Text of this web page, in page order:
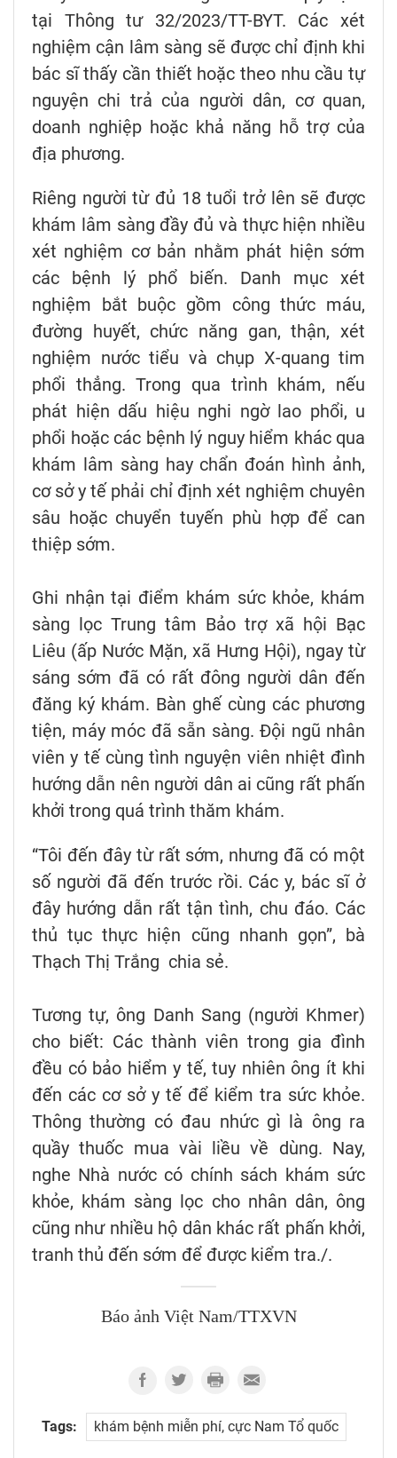
tại Thông tư 32/2023/TT-BYT. Các xét
nghiệm cận lâm sàng sẽ được chỉ định khi
bác sĩ thấy cần thiết hoặc theo nhu cầu tự
nguyện chi trả của người dân, cơ quan,
doanh nghiệp hoặc khả năng hỗ trợ của
địa phương.
Riêng người từ đủ 18 tuổi trở lên sẽ được
khám lâm sàng đầy đủ và thực hiện nhiều
xét nghiệm cơ bản nhằm phát hiện sớm
các bệnh lý phổ biến. Danh mục xét
nghiệm bắt buộc gồm công thức máu,
đường huyết, chức năng gan, thận, xét
nghiệm nước tiểu và chụp X-quang tim
phổi thẳng. Trong qua trình khám, nếu
phát hiện dấu hiệu nghi ngờ lao phổi, u
phổi hoặc các bệnh lý nguy hiểm khác qua
khám lâm sàng hay chẩn đoán hình ảnh,
cơ sở y tế phải chỉ định xét nghiệm chuyên
sâu hoặc chuyển tuyến phù hợp để can
thiệp sớm.
Ghi nhận tại điểm khám sức khỏe, khám
sàng lọc Trung tâm Bảo trợ xã hội Bạc
Liêu (ấp Nước Mặn, xã Hưng Hội), ngay từ
sáng sớm đã có rất đông người dân đến
đăng ký khám. Bàn ghế cùng các phương
tiện, máy móc đã sẵn sàng. Đội ngũ nhân
viên y tế cùng tình nguyện viên nhiệt đình
hướng dẫn nên người dân ai cũng rất phấn
khởi trong quá trình thăm khám.
“Tôi đến đây từ rất sớm, nhưng đã có một
số người đã đến trước rồi. Các y, bác sĩ ở
đây hướng dẫn rất tận tình, chu đáo. Các
thủ tục thực hiện cũng nhanh gọn”, bà
Thạch Thị Trắng chia sẻ.
Tương tự, ông Danh Sang (người Khmer)
cho biết: Các thành viên trong gia đình
đều có bảo hiểm y tế, tuy nhiên ông ít khi
đến các cơ sở y tế để kiểm tra sức khỏe.
Thông thường có đau nhức gì là ông ra
quầy thuốc mua vài liều về dùng. Nay,
nghe Nhà nước có chính sách khám sức
khỏe, khám sàng lọc cho nhân dân, ông
cũng như nhiều hộ dân khác rất phấn khởi,
tranh thủ đến sớm để được kiểm tra./.
Báo ảnh Việt Nam/TTXVN
Tags: khám bệnh miễn phí, cực Nam Tổ quốc